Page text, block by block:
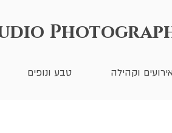
וקהילה טבע ונופים